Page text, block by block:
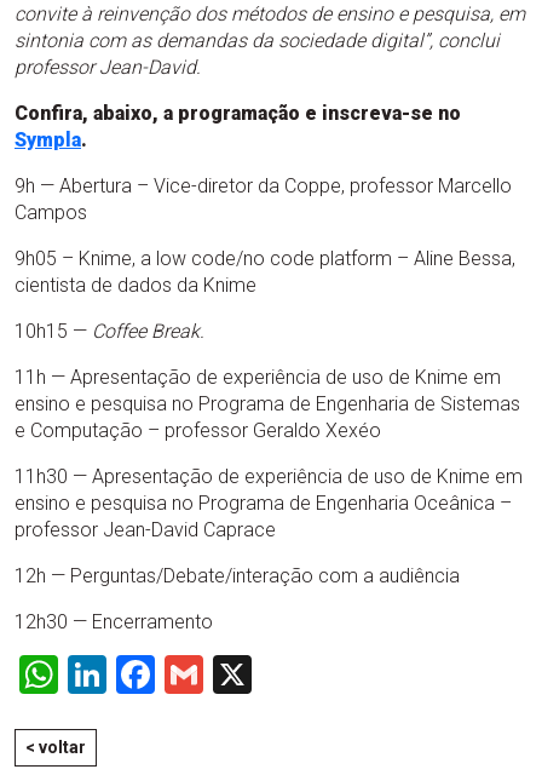
convite à reinvenção dos métodos de ensino e pesquisa, em
sintonia com as demandas da sociedade digital”, conclui
professor Jean-David.
Confira, abaixo, a programação e inscreva-se no
Sympla.
9h — Abertura – Vice-diretor da Coppe, professor Marcello
Campos
9h05 – Knime, a low code/no code platform – Aline Bessa,
cientista de dados da Knime
10h15 — Coffee Break.
11h — Apresentação de experiência de uso de Knime em
ensino e pesquisa no Programa de Engenharia de Sistemas
e Computação – professor Geraldo Xexéo
11h30 — Apresentação de experiência de uso de Knime em
ensino e pesquisa no Programa de Engenharia Oceânica –
professor Jean-David Caprace
12h — Perguntas/Debate/interação com a audiência
12h30 — Encerramento
WhatsApp
LinkedIn
Facebook
Gmail
< voltar